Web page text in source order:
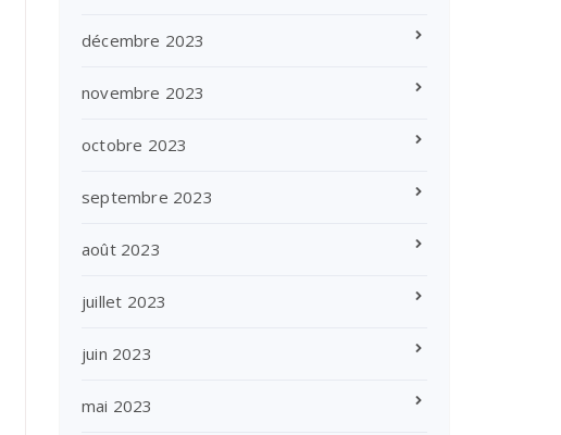
décembre 2023
novembre 2023
octobre 2023
septembre 2023
août 2023
juillet 2023
juin 2023
mai 2023